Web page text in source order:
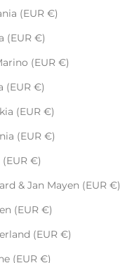
(EUR €)
(EUR €)
(EUR €)
(EUR €)
(EUR €)
(EUR €)
(EUR €)
& Jan Mayen (EUR €)
(EUR €)
(EUR €)
(EUR €)